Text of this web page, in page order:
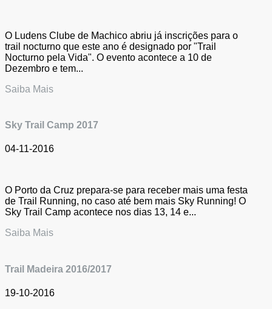
O Ludens Clube de Machico abriu já inscrições para o
trail nocturno que este ano é designado por "Trail
Nocturno pela Vida". O evento acontece a 10 de
Dezembro e tem...
Saiba Mais
Sky Trail Camp 2017
04-11-2016
O Porto da Cruz prepara-se para receber mais uma festa
de Trail Running, no caso até bem mais Sky Running! O
Sky Trail Camp acontece nos dias 13, 14 e...
Saiba Mais
Trail Madeira 2016/2017
19-10-2016